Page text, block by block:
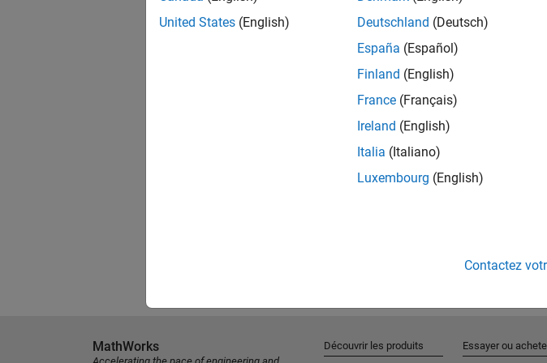
United States (English)
Deutschland (Deutsch)
España (Español)
Finland (English)
France (Français)
Ireland (English)
Italia (Italiano)
Luxembourg (English)
Contactez
MathWorks Découvrir les produits Essayer ou